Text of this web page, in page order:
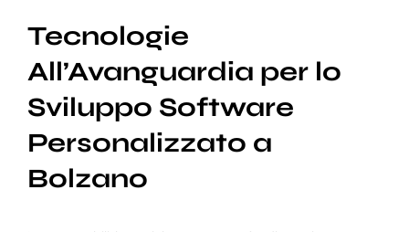
Tecnologie
All’Avanguardia per lo
Sviluppo Software
Personalizzato a
Bolzano